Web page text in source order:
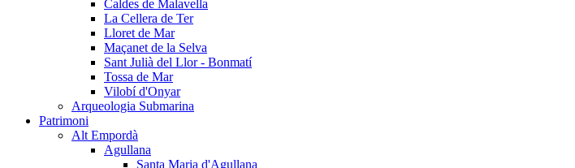
Caldes de Malavella
La Cellera de Ter
Lloret de Mar
Maçanet de la Selva
Sant Julià del Llor - Bonmatí
Tossa de Mar
Vilobí d'Onyar
Arqueologia Submarina
Patrimoni
Alt Empordà
Agullana
Santa Maria d'Agullana